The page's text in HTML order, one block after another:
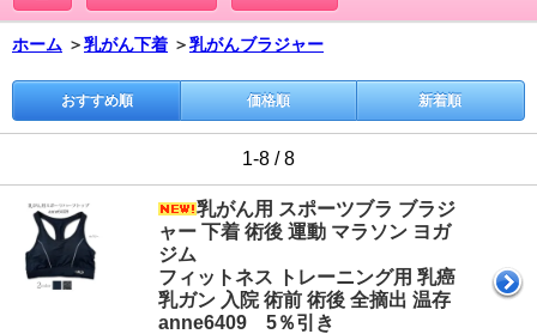
ホーム ＞乳がん下着 ＞乳がんブラジャー
おすすめ順 価格順 新着順
1-8 / 8
乳がん用 スポーツブラ ブラジ
ャー 下着 術後 運動 マラソン ヨガ
ジム
フィットネス トレーニング用 乳癌
乳ガン 入院 術前 術後 全摘出 温存
anne6409 5％引き